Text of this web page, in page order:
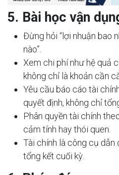
5. Bài học vận
Đừng hỏi “lợi nhuận bao
nào”.
Xem chi phí như hệ quả
không chỉ là khoản cần
Yêu cầu báo cáo tài
quyết định, không chỉ
Phân quyền tài chính
cảm tính hay thói quen.
Tài chính là công cụ dẫn
tổng kết cuối kỳ.